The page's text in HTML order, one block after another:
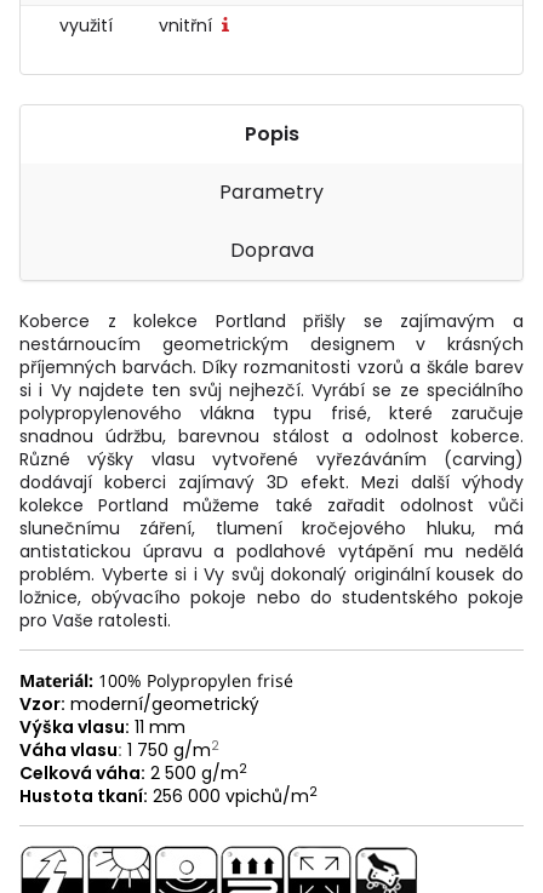
využití
vnitřní
Popis
Parametry
Doprava
Koberce z kolekce Portland přišly se zajímavým a
nestárnoucím geometrickým designem v krásných
příjemných barvách. Díky rozmanitosti vzorů a škále barev
si i Vy najdete ten svůj nejhezčí. Vyrábí se ze speciálního
polypropylenového vlákna typu frisé, které zaručuje
snadnou údržbu, barevnou stálost a odolnost koberce.
Různé výšky vlasu vytvořené vyřezáváním (carving)
dodávají koberci zajímavý 3D efekt. Mezi další výhody
kolekce Portland můžeme také zařadit odolnost vůči
slunečnímu záření, tlumení kročejového hluku, má
antistatickou úpravu a podlahové vytápění mu nedělá
problém. Vyberte si i Vy svůj dokonalý originální kousek do
ložnice, obývacího pokoje nebo do studentského pokoje
pro Vaše ratolesti.
Materiál: 100% Polypropylen frisé
Vzor: moderní/geometrický
Výška vlasu: 11 mm
Váha vlasu: 1 750 g/m2
Celková váha: 2 500 g/m2
Hustota tkaní: 256 000 vpichů/m2